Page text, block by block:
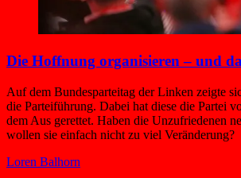
Die Hoffnung organisieren – und
Auf dem Bundesparteitag der Linken zeigte
die Parteiführung. Dabei hat diese die Partei
dem Aus gerettet. Haben die Unzufriedenen
wollen sie einfach nicht zu viel Veränderung?
Loren Balhorn